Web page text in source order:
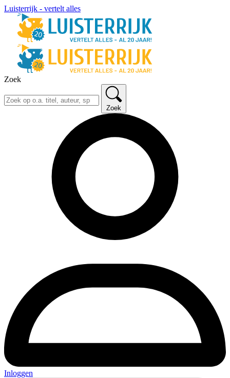
Luisterrijk - vertelt alles
Zoek
Zoek
Inloggen